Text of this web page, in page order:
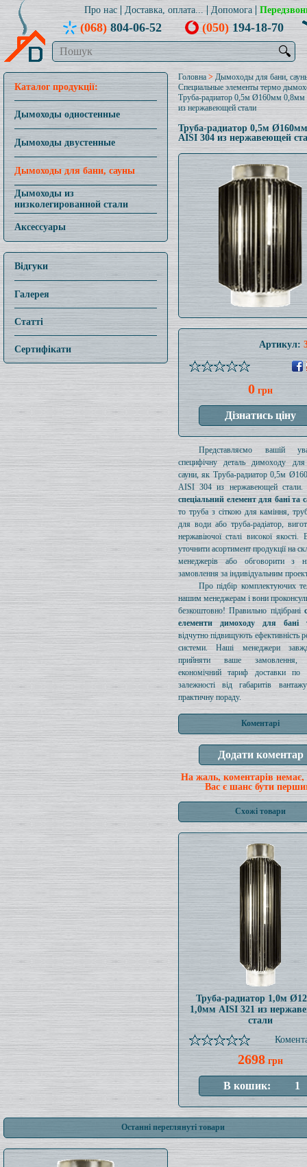
Про нас Доставка, оплата... Допомога
(068)804-06-52 (050)194-18-70
🔍
Каталог продукції:
Дымоходы одностенные
Дымоходы двустенные
Дымоходы для бани, сауны
Дымоходы из
низколегированной стали
Аксессуары
Відгуки
Галерея
Статті
Сертифікати
Головна > Дымоходы для бани,
Специальные элементы термо
Труба-радиатор 0,5м Ø160мм
из нержавеющей стали
Труба-радиатор 0,5м
AISI 304 из нержавеющей
Артикул:
0 грн
Представляємо вашій
специфічну деталь димоходу
сауни, як Труба-радиатор 0,5м
AISI 304 из нержавеющей стали.
спеціальний елемент для бані та
то труба з сіткою для каміння,
для води або труба-радіатор,
нержавіючої сталі високої
уточнити асортимент продукції на
менеджерів або обговорити з
замовлення за індивідуальним
Про підбір комплектуючих
нашим менеджерам і вони
безкоштовно! Правильно підібрані
елементи димоходу для бані
відчутно підвищують ефективність
системи. Наші менеджери
прийняти ваше замовлення,
економічний тариф доставки по
залежності від габаритів
практичну пораду.
Коментарі
На жаль, коментарів немає,
Вас є шанс бути
Схожі товари
Труба-радиатор 1,0м
1,0мм AISI 321 из
стали
2698 грн
Останні переглянуті товари